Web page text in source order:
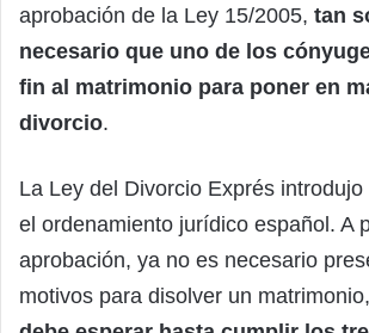
aprobación de la Ley 15/2005, tan
necesario que uno de los
fin al matrimonio para poner en
divorcio.
La Ley del Divorcio Exprés
el ordenamiento jurídico español. A
aprobación, ya no es necesario
motivos para disolver un matrimonio,